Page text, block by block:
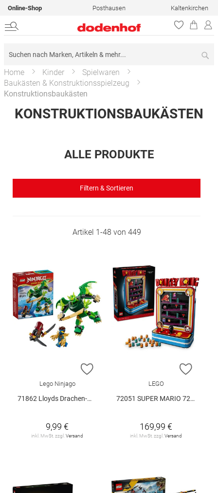
Online-Shop Posthausen Kaltenkirchen
Home Kinder
Spielwaren
Baukästen & Konstruktionsspielzeug
Konstruktionsbaukästen
KONSTRUKTIONSBAUKÄSTEN
ALLE PRODUKTE
Filtern & Sortieren
Artikel 1-48 von 449
ZUR WUNSCHLISTE HINZUFÜGEN
Lego Ninjago
71862 Lloyds Drachen-Mech Battle Set V29
9,99 €
inkl. MwSt. zzgl. Versand
ZUR
LEGO
72051 SUPER MARIO 72051 V29
169,99 €
inkl. MwSt. zzgl. Versand